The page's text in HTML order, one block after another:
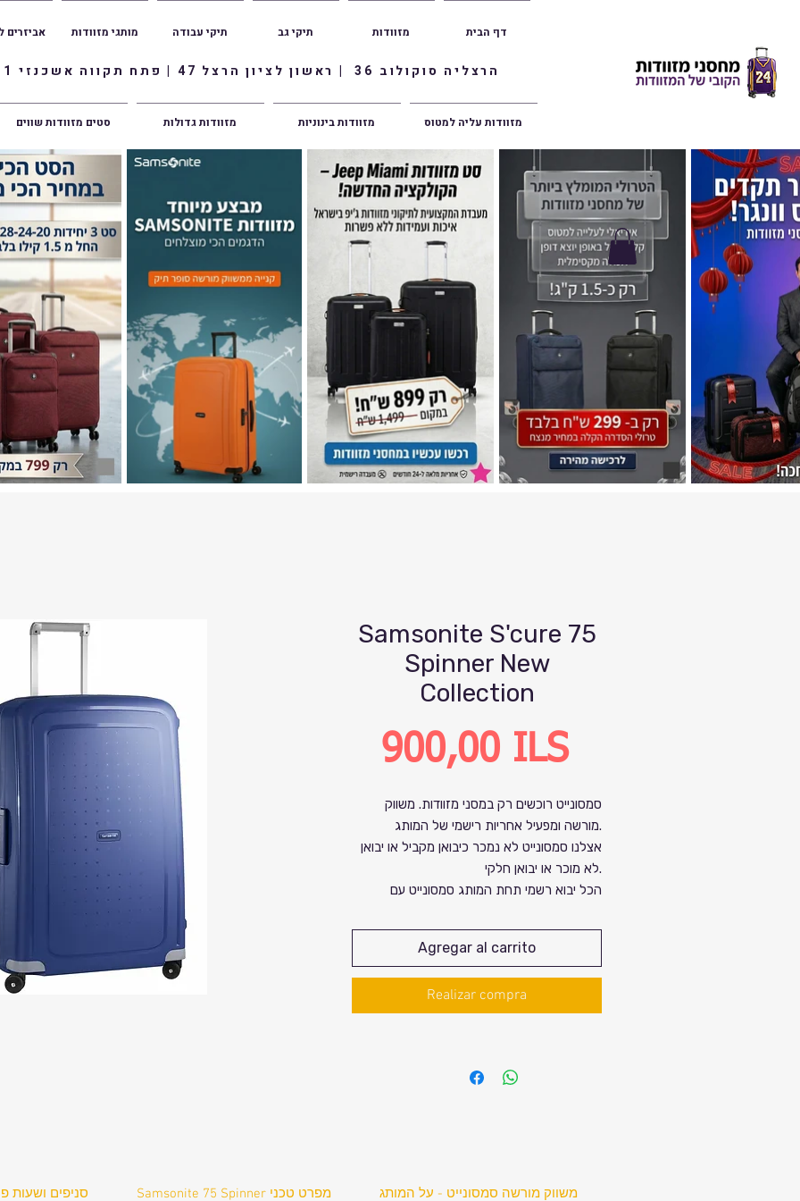
הרצליה סוקולוב 36 | ראשון לציון הרצל 47 | פתח תקווה אשכנזי 1
אביזרים מותגי מזוודות תיקי עבודה תיקי גב מזוודות דף הבית
סטים מזוודות שווים מזוודות גדולות מזוודות בינוניות מזוודות עליה למטוס
Samsonite S'cure 75
Spinner New
Collection
900,00 ILSPrecio
סמסונייט רוכשים רק במסני מזוודות. משווק
מורשה ומפעיל אחריות רישמי של המותג.
אצלנו סמסונייט לא נמכר כיבואן מקביל או יבואן
לא מוכר או יבואן חלקי.
הכל יבוא רשמי תחת המותג סמסונייט עם
למחיר הזול ביותר.
ברשת מחסני מזוודות יש את כל דגמי סמסונייט.
מזוודות מבד ומזוודות קשיחות. אצלנו ניתן למצוא
Agregar al carrito
Realizar compra
סניפים ושעות Samsonite 75 Spinner מפרט טכני משווק מורשה סמסונייט - על המותג